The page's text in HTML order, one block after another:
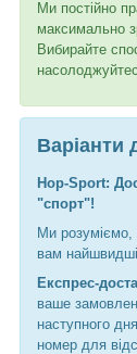
Ми постійно
максимально
Вибирайте
Варіанти
Hop-Sport:
"спорт"!
Ми розуміємо,
вам найшвидші
Експрес-
ваше
наступного
номер для